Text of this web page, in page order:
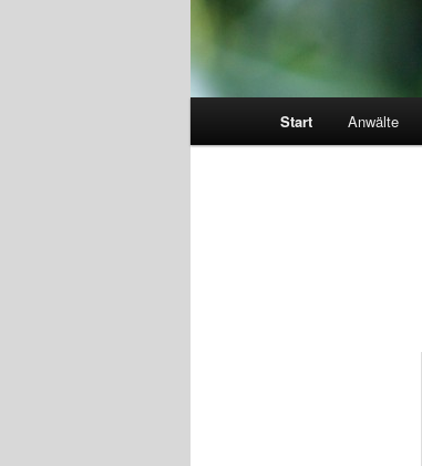
Start Anwälte